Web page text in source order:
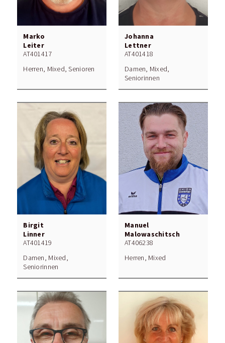
Marko
Leiter
AT401417
Herren, Mixed, Senioren
Johanna
Lettner
AT401418
Damen, Mixed,
Seniorinnen
Birgit
Linner
AT401419
Damen, Mixed,
Seniorinnen
Manuel
Malowaschitsch
AT406238
Herren, Mixed